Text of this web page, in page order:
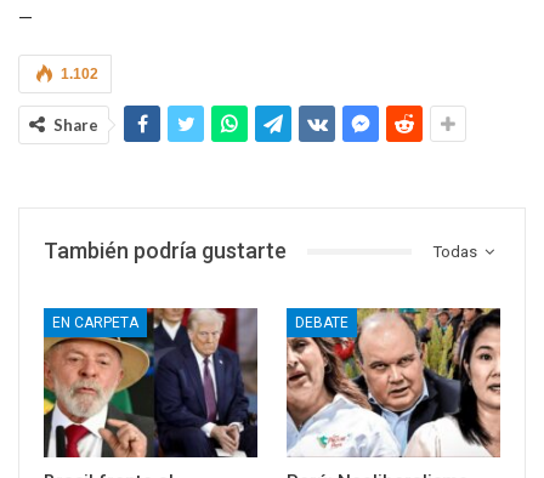
—
1.102
Share
Todas
También podría gustarte
EN CARPETA DEBATE